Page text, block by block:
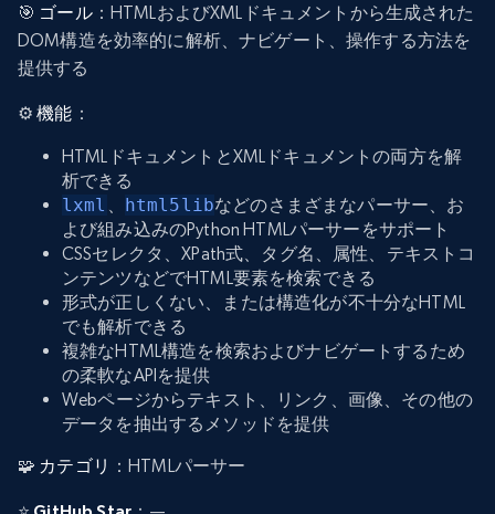
🎯 ゴール：HTMLおよびXMLドキュメントから生成された
DOM構造を効率的に解析、ナビゲート、操作する方法を
提供する
⚙️機能 ：
HTMLドキュメントとXMLドキュメントの両方を解
析できる
lxml 、 html5libなどのさまざまなパーサー、お
よび組み込みのPython HTMLパーサーをサポート
CSSセレクタ、XPath式、タグ名、属性、テキストコ
ンテンツなどでHTML要素を検索できる
形式が正しくない、または構造化が不十分なHTML
でも解析できる
複雑なHTML構造を検索およびナビゲートするため
の柔軟なAPIを提供
Webページからテキスト、リンク、画像、その他の
データを抽出するメソッドを提供
🧩 カテゴリ ：HTMLパーサー